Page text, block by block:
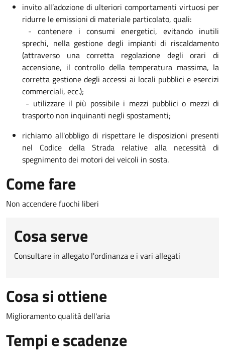
invito all’adozione di ulteriori comportamenti virtuosi per
ridurre le emissioni di materiale particolato, quali:
- contenere i consumi energetici, evitando inutili
sprechi, nella gestione degli impianti di riscaldamento
(attraverso una corretta regolazione degli orari di
accensione, il controllo della temperatura massima, la
corretta gestione degli accessi ai locali pubblici e esercizi
commerciali, ecc.);
- utilizzare il più possibile i mezzi pubblici o mezzi di
trasporto non inquinanti negli spostamenti;
richiamo all'obbligo di rispettare le disposizioni presenti
nel Codice della Strada relative alla necessità di
spegnimento dei motori dei veicoli in sosta.
Come fare
Non accendere fuochi liberi
Cosa serve
Consultare in allegato l'ordinanza e i vari allegati
Cosa si ottiene
Miglioramento qualità dell'aria
Tempi e scadenze